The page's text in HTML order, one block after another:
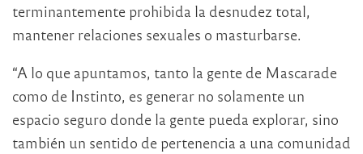
terminantemente prohibida la desnudez total,
mantener relaciones sexuales o masturbarse.
“A lo que apuntamos, tanto la gente de Mascarade
como de Instinto, es generar no solamente un
espacio seguro donde la gente pueda explorar, sino
también un sentido de pertenencia a una comunidad